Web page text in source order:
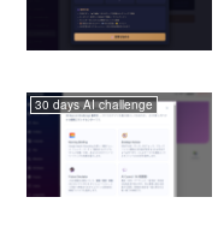
30 days AI challenge